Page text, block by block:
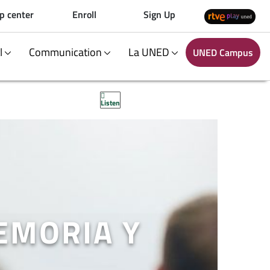
center Enroll Sign Up
Communication La UNED UNED Campus
Listen
Y